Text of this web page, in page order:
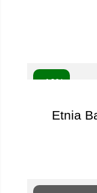
Etnia